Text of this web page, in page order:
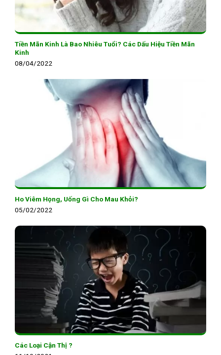
Tiền Mãn Kinh Là Bao Nhiêu Tuổi? Các Dấu Hiệu Tiền Mãn
Kinh
08/04/2022
Ho Viêm Họng, Uống Gì Cho Mau Khỏi?
05/02/2022
Các Loại Cận Thị ?